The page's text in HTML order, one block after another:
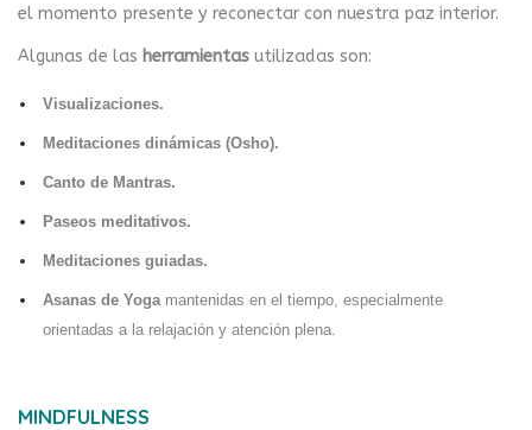
el momento presente y reconectar con nuestra paz interior.
Algunas de las herramientas utilizadas son:
Visualizaciones.
Meditaciones dinámicas (Osho).
Canto de Mantras.
Paseos meditativos.
Meditaciones guiadas.
Asanas de Yoga mantenidas en el tiempo, especialmente
orientadas a la relajación y atención plena.
MINDFULNESS